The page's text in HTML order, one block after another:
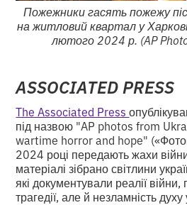
Пожежники гасять пожежу
на житловий квартал у
лютого 2024 р. (AP
ASSOCIATED PRESS
The Associated Press
під назвою "AP photos from
wartime horror and hope"
2024 році передають жахи
матеріалі зібрано світлини
які документували реалії
трагедії, але й незламність духу